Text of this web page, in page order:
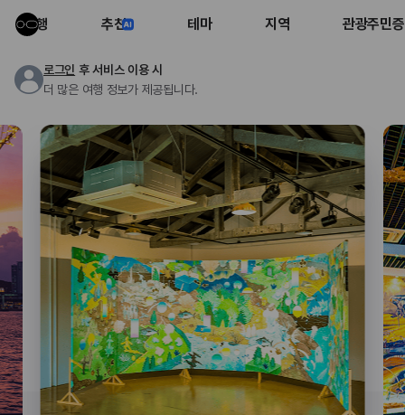
여행 추천 테마 지역 관광주민증
로그인 후 서비스 이용 시
더 많은 여행 정보가 제공됩니다.